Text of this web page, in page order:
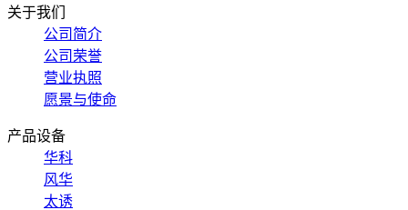
关于我们
公司简介
公司荣誉
营业执照
愿景与使命
产品设备
华科
风华
太诱